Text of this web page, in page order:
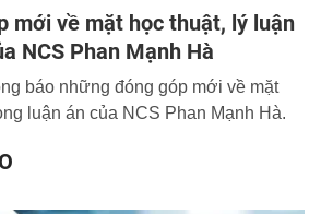
mới về mặt học thuật, lý luận
NCS Phan Mạnh Hà
báo những đóng góp mới về mặt
luận án của NCS Phan Mạnh Hà.